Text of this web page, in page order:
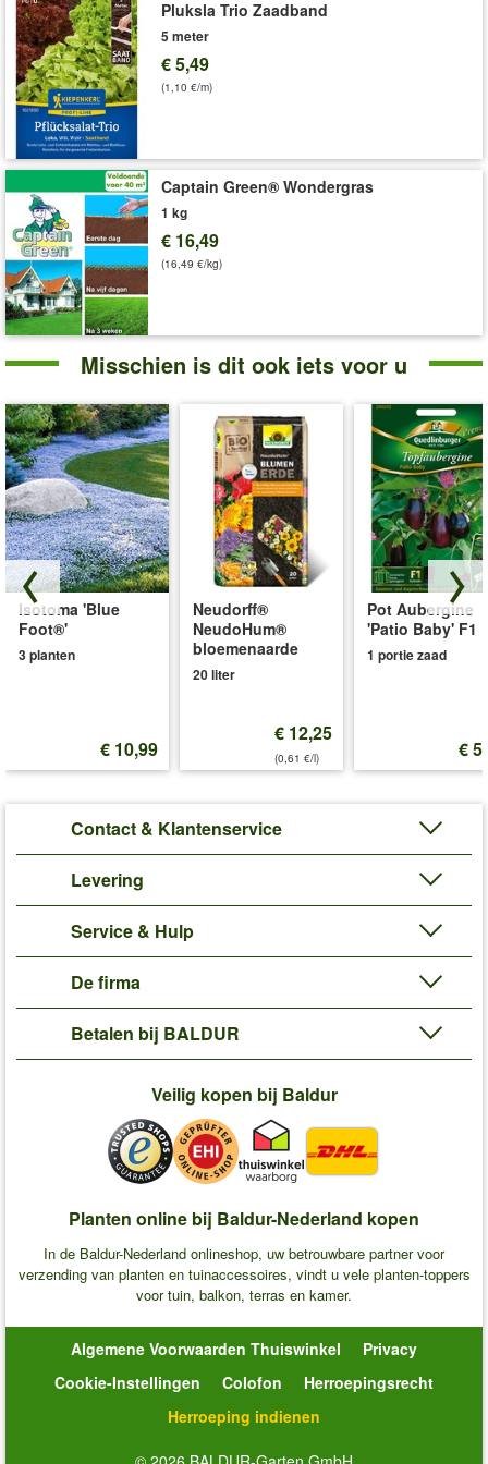
Pluksla Trio Zaadband
5 meter
€ 5,49
(1,10 €/m)
Captain Green® Wondergras
1 kg
€ 16,49
(16,49 €/kg)
Misschien is dit ook iets voor u
Isotoma 'Blue
Foot®'
3 planten
€ 10,99
Neudorff®
NeudoHum®
bloemenaarde
20 liter
€ 12,25
(0,61 €/l)
Pot Aubergine
'Patio Baby' F1
1 portie zaad
€
Contact & Klantenservice
Levering
Service & Hulp
De firma
Betalen bij BALDUR
Veilig kopen bij Baldur
Planten online bij Baldur-Nederland kopen
In de Baldur-Nederland onlineshop, uw betrouwbare partner voor
verzending van planten en tuinaccessoires, vindt u vele planten-toppers
voor tuin, balkon, terras en kamer.
Algemene Voorwaarden Thuiswinkel
Privacy
Cookie-Instellingen
Colofon
Herroepingsrecht
Herroeping indienen